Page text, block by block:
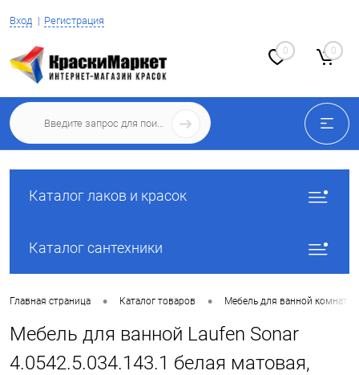
Вход Регистрация
0 0
Каталог лаков и красок
Каталог сантехники
Главная страница • Каталог товаров • Мебель для ванной комнаты
Мебель для ванной Laufen Sonar
4.0542.5.034.143.1 белая матовая,